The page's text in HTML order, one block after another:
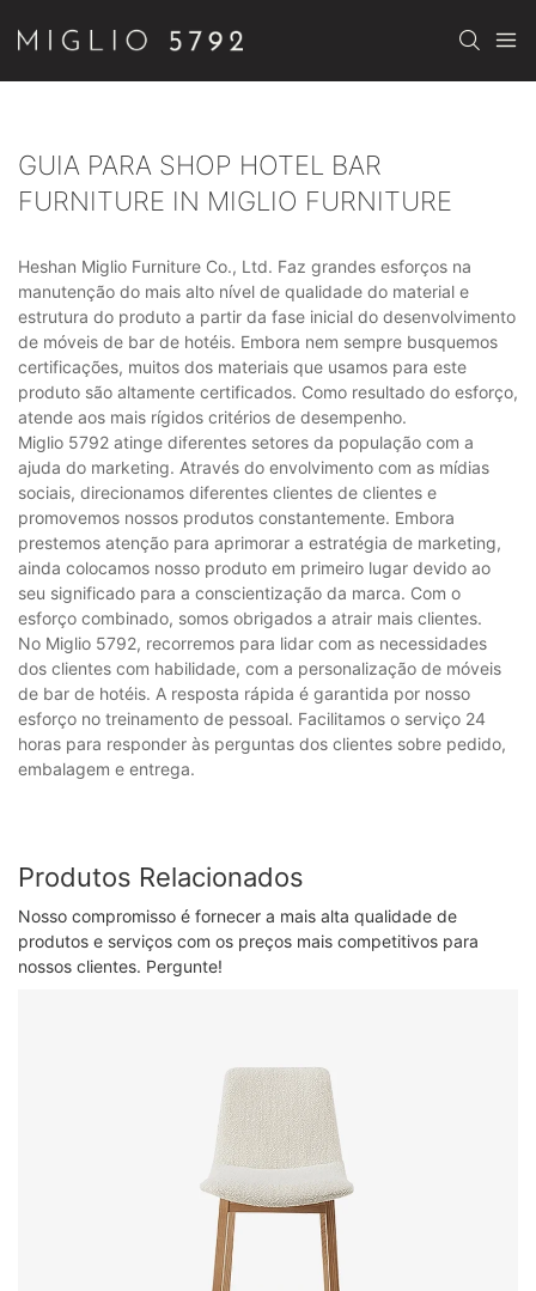
GUIA PARA SHOP HOTEL BAR
FURNITURE IN MIGLIO FURNITURE
Heshan Miglio Furniture Co., Ltd. Faz grandes esforços na
manutenção do mais alto nível de qualidade do material e
estrutura do produto a partir da fase inicial do desenvolvimento
de móveis de bar de hotéis. Embora nem sempre busquemos
certificações, muitos dos materiais que usamos para este
produto são altamente certificados. Como resultado do esforço,
atende aos mais rígidos critérios de desempenho.
Miglio 5792 atinge diferentes setores da população com a
ajuda do marketing. Através do envolvimento com as mídias
sociais, direcionamos diferentes clientes de clientes e
promovemos nossos produtos constantemente. Embora
prestemos atenção para aprimorar a estratégia de marketing,
ainda colocamos nosso produto em primeiro lugar devido ao
seu significado para a conscientização da marca. Com o
esforço combinado, somos obrigados a atrair mais clientes.
No Miglio 5792, recorremos para lidar com as necessidades
dos clientes com habilidade, com a personalização de móveis
de bar de hotéis. A resposta rápida é garantida por nosso
esforço no treinamento de pessoal. Facilitamos o serviço 24
horas para responder às perguntas dos clientes sobre pedido,
embalagem e entrega.
Produtos Relacionados
Nosso compromisso é fornecer a mais alta qualidade de
produtos e serviços com os preços mais competitivos para
nossos clientes. Pergunte!